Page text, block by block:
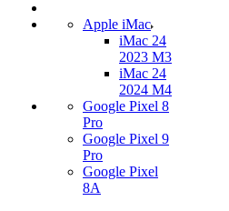
Apple iMac
iMac 24
2023 M3
iMac 24
2024 M4
Google Pixel 8
Pro
Google Pixel 9
Pro
Google Pixel
8A